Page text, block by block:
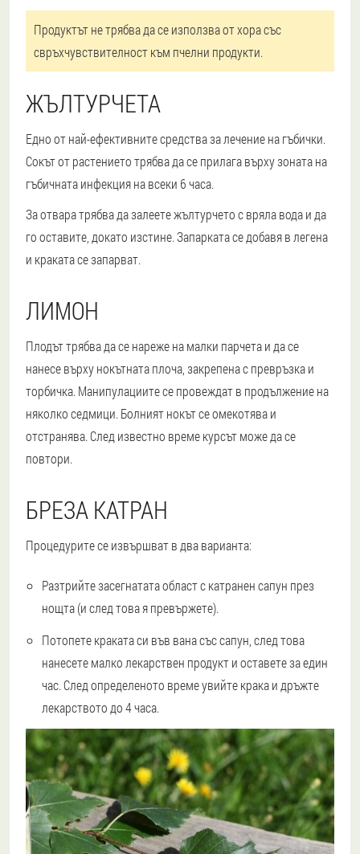
Продуктът не трябва да се използва от хора със
свръхчувствителност към пчелни продукти.
ЖЪЛТУРЧЕТА
Едно от най-ефективните средства за лечение на гъбички.
Сокът от растението трябва да се прилага върху зоната на
гъбичната инфекция на всеки 6 часа.
За отвара трябва да залеете жълтурчето с вряла вода и да
го оставите, докато изстине. Запарката се добавя в легена
и краката се запарват.
ЛИМОН
Плодът трябва да се нареже на малки парчета и да се
нанесе върху нокътната плоча, закрепена с превръзка и
торбичка. Манипулациите се провеждат в продължение на
няколко седмици. Болният нокът се омекотява и
отстранява. След известно време курсът може да се
повтори.
БРЕЗА КАТРАН
Процедурите се извършват в два варианта:
Разтрийте засегнатата област с катранен сапун през
нощта (и след това я превържете).
Потопете краката си във вана със сапун, след това
нанесете малко лекарствен продукт и оставете за един
час. След определеното време увийте крака и дръжте
лекарството до 4 часа.